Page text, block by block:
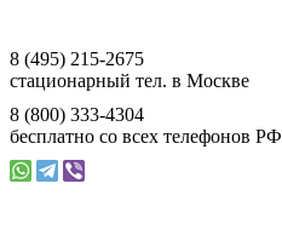
8 (495) 215-2675
стационарный тел. в Москве
8 (800) 333-4304
бесплатно со всех телефонов РФ